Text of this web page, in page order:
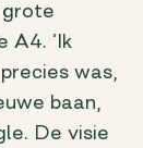
grote
A4. ‘Ik
was,
baan,
De visie